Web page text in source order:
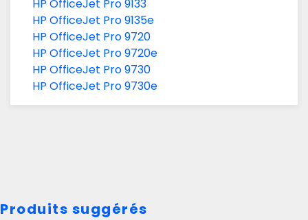
HP OfficeJet Pro 9133
HP OfficeJet Pro 9135e
HP OfficeJet Pro 9720
HP OfficeJet Pro 9720e
HP OfficeJet Pro 9730
HP OfficeJet Pro 9730e
Produits suggérés